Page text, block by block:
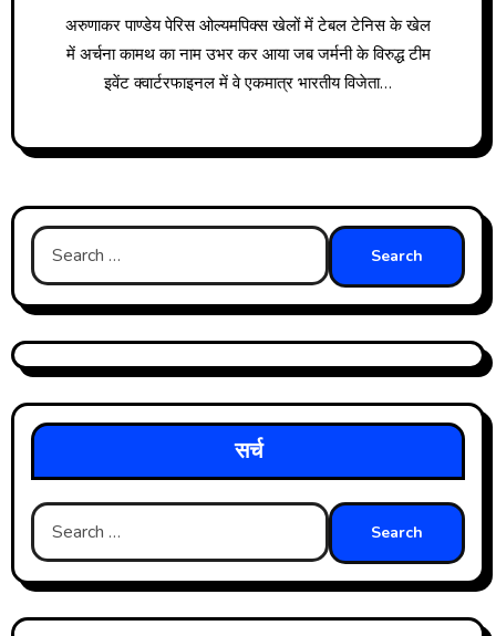
अरुणाकर पाण्डेय पेरिस ओल्यमपिक्स खेलों में टेबल टेनिस के खेल
में अर्चना कामथ का नाम उभर कर आया जब जर्मनी के विरुद्ध टीम
इवेंट क्वार्टरफाइनल में वे एकमात्र भारतीय विजेता…
Search
for:
सर्च
Search
for: